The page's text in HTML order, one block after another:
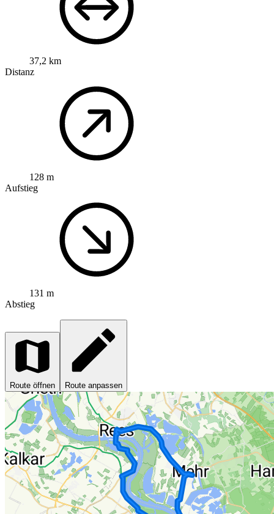
37,2 km
Distanz
128 m
Aufstieg
131 m
Abstieg
Route öffnen Route anpassen